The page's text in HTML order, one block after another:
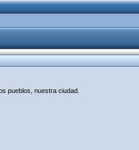
pueblos, nuestra ciudad.